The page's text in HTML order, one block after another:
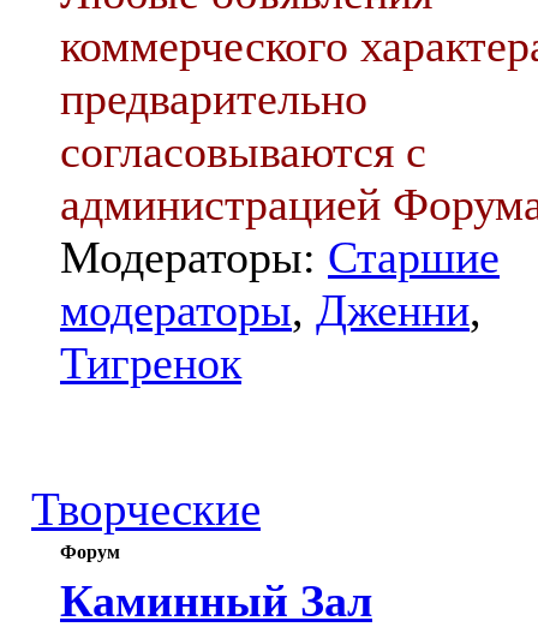
коммерческого
предварительно
согласовываются с
администрацией
Модераторы: Старшие
модераторы, Дженни,
Тигренок
Творческие
Форум
Каминный Зал